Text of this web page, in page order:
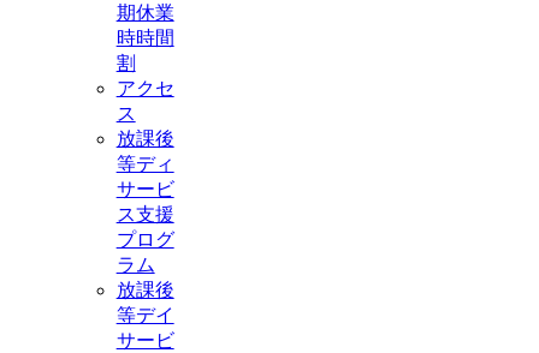
期休業
時時間
割
アクセ
ス
放課後
等ディ
サービ
ス支援
プログ
ラム
放課後
等デイ
サービ